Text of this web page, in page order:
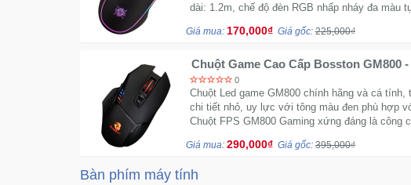
dài: 1.2m, chế độ đèn RGB nhấp nháy đa màu
Giá mua: 170,000₫ Giá gốc: 225,000₫
Chuột Game Cao Cấp Bosston GM800 -
chính hãng
0
Chuột Led game GM800 chính hãng và cá
chi tiết nhỏ, uy lực với tông màu đen phù hợp
Chuột FPS GM800 Gaming xứng đáng là công
Giá mua: 290,000₫ Giá gốc: 395,000₫
Bàn phím máy tính